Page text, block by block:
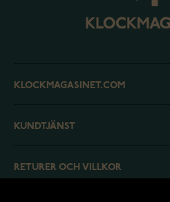
KLOCKMAGASINET.COM
KUNDTJÄNST
RETURER OCH VILLKOR